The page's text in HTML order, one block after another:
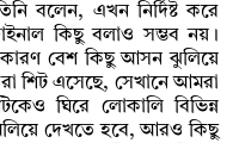
বলেন, এখন নির্দিষ্ট করে
কিছু বলাও সম্ভব নয়।
বেশ কিছু আসন ঝুলিয়ে
শিট এসেছে, সেখানে আমরা
ঘিরে লোকালি বিভিন্ন
দেখতে হবে, আরও কিছু